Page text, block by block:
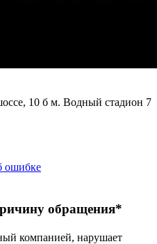
10 б м. Водный стадион 7
ошибке
обращения*
компанией, нарушает